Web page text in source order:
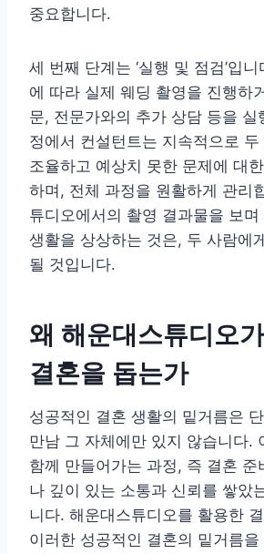
중요합니다.
세 번째 단계는 ‘실행 및 점검’입
에 따라 실제 웨딩 촬영을 진행하
문, 전문가와의 추가 상담 등을 실
정에서 컨설턴트는 지속적으로
조율하고 예상치 못한 문제에 대
하며, 전체 과정을 원활하게 관리
튜디오에서의 촬영 결과물을 보
생활을 상상하는 것은, 두 사람에
될 것입니다.
왜 해운대스튜디오
결혼을 돕는가
성공적인 결혼 생활의 밑거름은
만남 그 자체에만 있지 않습니다.
함께 만들어가는 과정, 즉 결혼 준
나 깊이 있는 소통과 신뢰를 쌓았
니다. 해운대스튜디오를 활용한
이러한 성공적인 결혼의 밑거름